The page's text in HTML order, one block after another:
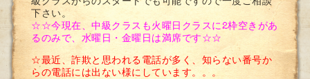
下さい。
☆☆今現在、中級クラスも火曜日クラスに2枠空きがあ
るのみで、水曜日・金曜日は満席です☆☆
☆最近、詐欺と思われる電話が多く、知らない番号か
らの電話には出ない様にしています。。。